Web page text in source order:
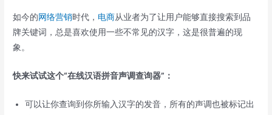
如今的网络营销时代， 电商从业者为了让用户能够直接搜索到品
牌关键词，总是喜欢使用一些不常见的汉字，这是很普遍的现
象。
快来试试这个“在线汉语拼音声调查询器”：
可以让你查询到你所输入汉字的发音，所有的声调也被标记出